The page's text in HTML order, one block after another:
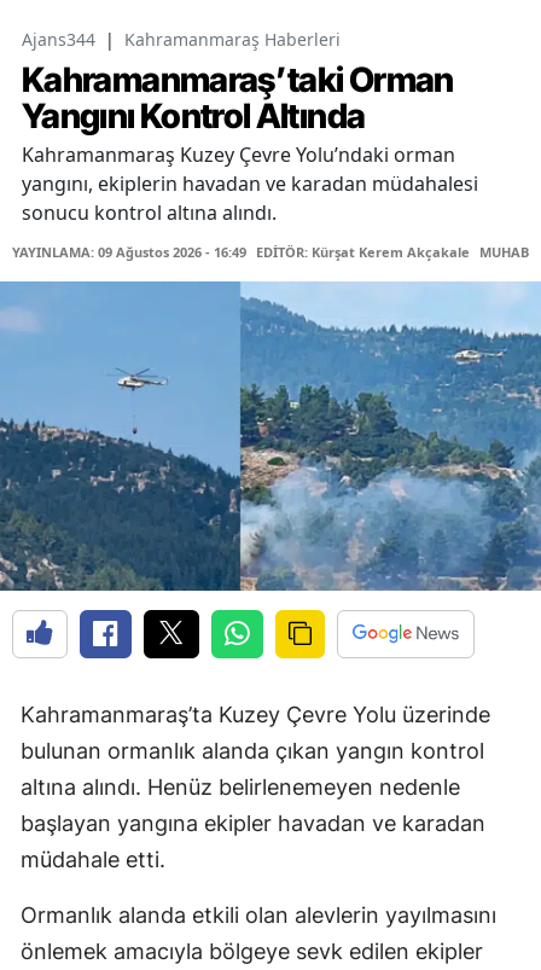
Ajans344 | Kahramanmaraş Haberleri
Kahramanmaraş’taki Orman
Yangını Kontrol Altında
Kahramanmaraş Kuzey Çevre Yolu’ndaki orman
yangını, ekiplerin havadan ve karadan müdahalesi
sonucu kontrol altına alındı.
YAYINLAMA: 09 Ağustos 2026 - 16:49 EDİTÖR: Kürşat Kerem Akçakale
Kahramanmaraş’ta Kuzey Çevre Yolu üzerinde
bulunan ormanlık alanda çıkan yangın kontrol
altına alındı. Henüz belirlenemeyen nedenle
başlayan yangına ekipler havadan ve karadan
müdahale etti.
Ormanlık alanda etkili olan alevlerin yayılmasını
önlemek amacıyla bölgeye sevk edilen ekipler